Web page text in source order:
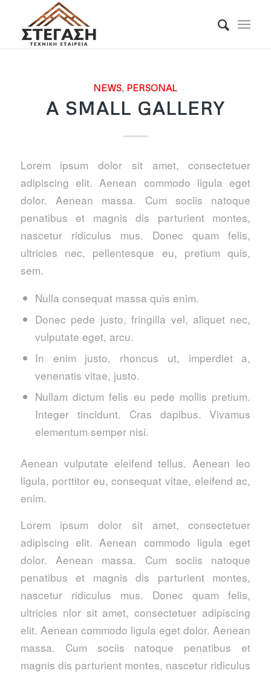
NEWS, PERSONAL
A SMALL GALLERY
Lorem ipsum dolor sit amet, consectetuer
adipiscing elit. Aenean commodo ligula eget
dolor. Aenean massa. Cum sociis natoque
penatibus et magnis dis parturient montes,
nascetur ridiculus mus. Donec quam felis,
ultricies nec, pellentesque eu, pretium quis,
sem.
Nulla consequat massa quis enim.
Donec pede justo, fringilla vel, aliquet nec,
vulputate eget, arcu.
In enim justo, rhoncus ut, imperdiet a,
venenatis vitae, justo.
Nullam dictum felis eu pede mollis pretium.
Integer tincidunt. Cras dapibus. Vivamus
elementum semper nisi.
Aenean vulputate eleifend tellus. Aenean leo
ligula, porttitor eu, consequat vitae, eleifend ac,
enim.
Lorem ipsum dolor sit amet, consectetuer
adipiscing elit. Aenean commodo ligula eget
dolor. Aenean massa. Cum sociis natoque
penatibus et magnis dis parturient montes,
nascetur ridiculus mus. Donec quam felis,
ultricies nlor sit amet, consectetuer adipiscing
elit. Aenean commodo ligula eget dolor. Aenean
massa. Cum sociis natoque penatibus et
magnis dis parturient montes, nascetur ridiculus